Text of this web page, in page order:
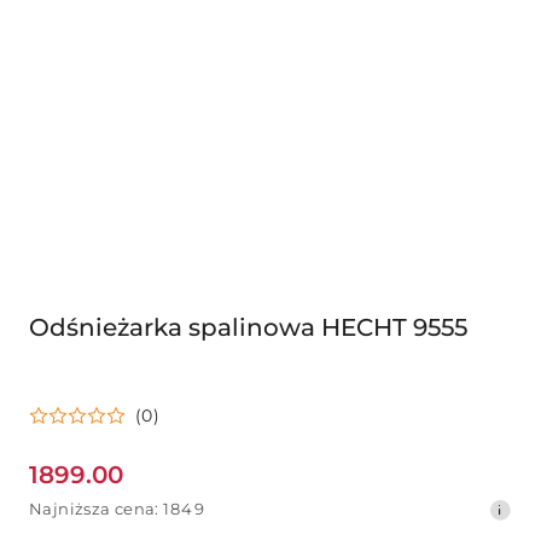
Odśnieżarka spalinowa HECHT 9555
(0)
Cena
promocyjna:
1899.00
Najniższa
Najniższa cena: 1849